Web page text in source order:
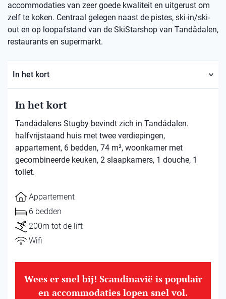
accommodaties van zeer goede kwaliteit en uitgerust om
zelf te koken. Centraal gelegen naast de pistes, ski-in/ski-
out en op loopafstand van de SkiStarshop van Tandådalen,
restaurants en supermarkt.
In het kort
In het kort
Tandådalens Stugby bevindt zich in Tandådalen.
halfvrijstaand huis met twee verdiepingen,
appartement, 6 bedden, 74 m², woonkamer met
gecombineerde keuken, 2 slaapkamers, 1 douche, 1
toilet.
Appartement
6 bedden
200m tot de lift
Wifi
Wees er snel bij! Scandinavië is populair
en accommodaties lopen snel vol.